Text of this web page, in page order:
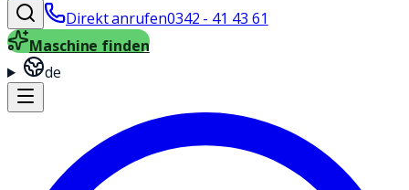
Direkt anrufen0342 - 41 43 61
Maschine finden
de